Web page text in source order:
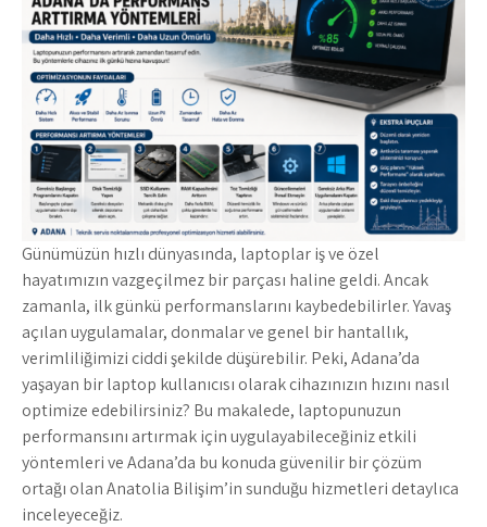
Günümüzün hızlı dünyasında, laptoplar iş ve özel
hayatımızın vazgeçilmez bir parçası haline geldi. Ancak
zamanla, ilk günkü performanslarını kaybedebilirler. Yavaş
açılan uygulamalar, donmalar ve genel bir hantallık,
verimliliğimizi ciddi şekilde düşürebilir. Peki, Adana’da
yaşayan bir laptop kullanıcısı olarak cihazınızın hızını nasıl
optimize edebilirsiniz? Bu makalede, laptopunuzun
performansını artırmak için uygulayabileceğiniz etkili
yöntemleri ve Adana’da bu konuda güvenilir bir çözüm
ortağı olan Anatolia Bilişim’in sunduğu hizmetleri detaylıca
inceleyeceğiz.